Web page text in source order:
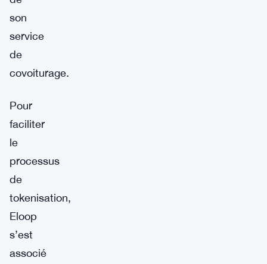
son
service
de
covoiturage.
Pour
faciliter
le
processus
de
tokenisation,
Eloop
s’est
associé